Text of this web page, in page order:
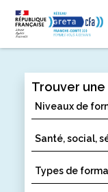
SECTEUR
Arts,
BTP - bâtiment
Commerce,
Trouver